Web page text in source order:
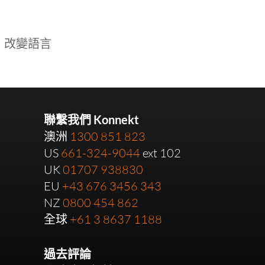
改變語言
聯繫我們 Konnekt
澳洲 1300 851 823
US 661-324-9044 ext 102
UK01707 938830
EU +43 676 3456 343
NZ 0800 454 862
全球 +61 3 8637 1188
過去評論